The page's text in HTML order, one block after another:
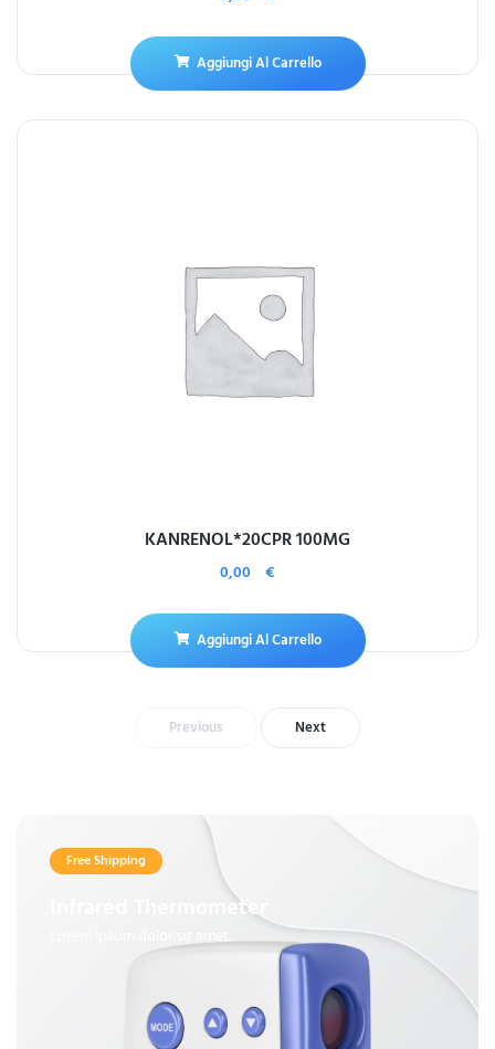
Aggiungi Al Carrello
KANRENOL*20CPR 100MG
0,00 €
Aggiungi Al Carrello
Previous Next
Free Shipping
Infrared Thermometer
Lorem ipsum dolor sit amet.